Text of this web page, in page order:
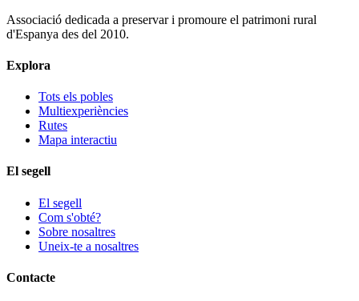
Associació dedicada a preservar i promoure el patrimoni rural
d'Espanya des del 2010.
Explora
Tots els pobles
Multiexperiències
Rutes
Mapa interactiu
El segell
El segell
Com s'obté?
Sobre nosaltres
Uneix-te a nosaltres
Contacte